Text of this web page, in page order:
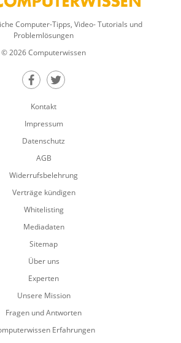
Computer-Tipps, Video- Tutorials und
Problemlösungen
© 2026 Computerwissen
Teilen auf Facebook
Teilen auf Twitter
Kontakt
Impressum
Datenschutz
AGB
Widerrufsbelehrung
Verträge kündigen
Whitelisting
Mediadaten
Sitemap
Über uns
Experten
Unsere Mission
Fragen und Antworten
Erfahrungen